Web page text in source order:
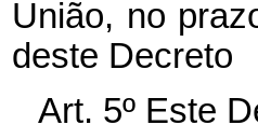
União, no
deste Decreto
Art. 5º Este